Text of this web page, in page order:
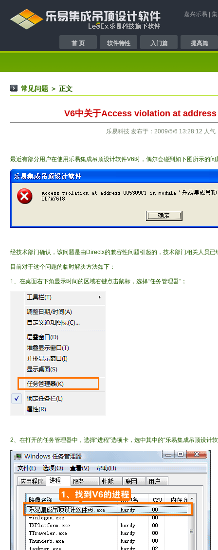
嘉兴乐易
首 页 软件特性 入门篇 提高篇
常见问题 ＞ 正文
V6中关于Access violation at address
乐易科技 发布于：2009/5/6 13:28:12 人气
最近有部分用户在使用乐易集成吊顶设计软件V6时，偶尔会碰到如下图所示的问
经技术部门确认，该问题是由Directx的兼容性问题引起的，技术部门相关人员已
目前对于这个问题的临时解决方法如下：
1、在桌面右下角显示时间的区域右键点击鼠标，选择“任务管理器”；
2、在打开的任务管理器中，选择“进程”选项卡，选中其中的“乐易集成吊顶设计